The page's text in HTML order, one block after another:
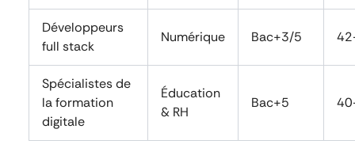
Développeurs
full stack
Numérique Bac+3/5
Spécialistes de
la formation
digitale
Éducation
& RH
Bac+5